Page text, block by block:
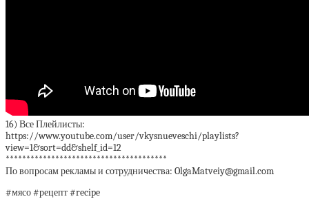
16) Все Плейлисты:
https://www.youtube.com/user/vkysnueveschi/playlists?
view=1&sort=dd&shelf_id=12
***************************************
По вопросам рекламы и сотрудничества: OlgaMatveiy@gmail.com
#мясо #рецепт #recipe